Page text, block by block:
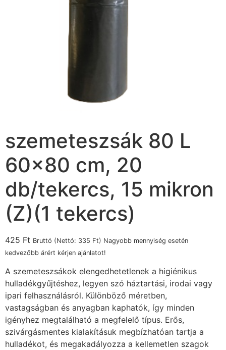
szemeteszsák 80 L
60×80 cm, 20
db/tekercs, 15 mikron
(Z)(1 tekercs)
425 Ft Bruttó (Nettó: 335 Ft) Nagyobb mennyiség esetén
kedvezőbb árért kérjen ajánlatot!
A szemeteszsákok elengedhetetlenek a higiénikus
hulladékgyűjtéshez, legyen szó háztartási, irodai vagy
ipari felhasználásról. Különböző méretben,
vastagságban és anyagban kaphatók, így minden
igényhez megtalálható a megfelelő típus. Erős,
szivárgásmentes kialakításuk megbízhatóan tartja a
hulladékot, és megakadályozza a kellemetlen szagok